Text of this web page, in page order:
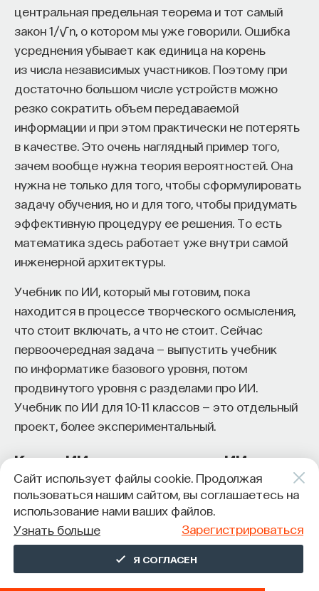
центральная предельная теорема и тот самый
закон 1/√n, о котором мы уже говорили. Ошибка
усреднения убывает как единица на корень
из числа независимых участников. Поэтому при
достаточно большом числе устройств можно
резко сократить объем передаваемой
информации и при этом практически не потерять
в качестве. Это очень наглядный пример того,
зачем вообще нужна теория вероятностей. Она
нужна не только для того, чтобы сформулировать
задачу обучения, но и для того, чтобы придумать
эффективную процедуру ее решения. То есть
математика здесь работает уже внутри самой
инженерной архитектуры.
Учебник по ИИ, который мы готовим, пока
находится в процессе творческого осмысления,
что стоит включать, а что не стоит. Сейчас
первоочередная задача — выпустить учебник
по информатике базового уровня, потом
продвинутого уровня с разделами про ИИ.
Учебник по ИИ для 10-11 классов — это отдельный
проект, более экспериментальный.
Когда ИИ помогает учить ИИ
Вообще в этом есть интересный момент:
искусственный интеллект помогает изучать
искусственный интеллект. Такие технологии
могут упростить обучение, сделать его более
наглядным и более персонализированным.
Сайт использует файлы cookie. Продолжая
пользоваться нашим сайтом, вы соглашаетесь на
использование нами ваших файлов.
Узнать больше
Зарегистрироваться
Я СОГЛАСЕН